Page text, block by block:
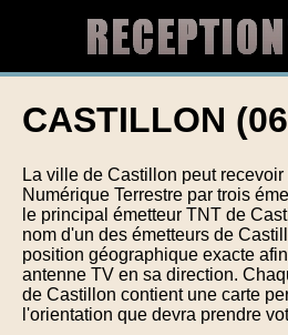
CASTILLON
La ville de Castillon peut
Numérique Terrestre par trois
le principal émetteur TNT de
nom d'un des émetteurs de
position géographique exacte
antenne TV en sa direction.
de Castillon contient une carte
l'orientation que devra prendre